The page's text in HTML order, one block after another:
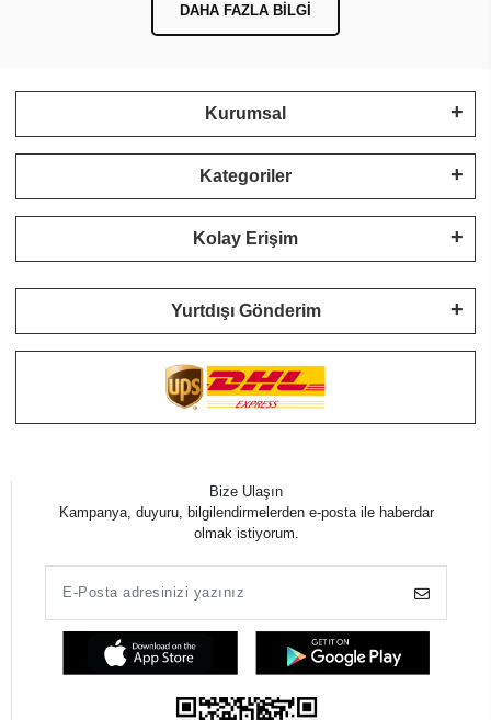
DAHA FAZLA BILGI
Kurumsal
Kategoriler
Kolay Erişim
Yurtdışı Gönderim
Bize Ulaşın
Kampanya, duyuru, bilgilendirmelerden e-posta ile haberdar
olmak istiyorum.